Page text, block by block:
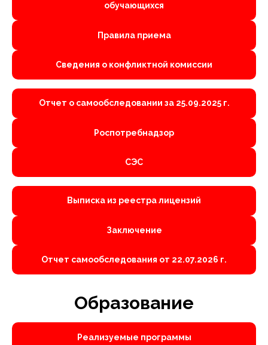
обучающихся
Правила приема
Сведения о конфликтной комиссии
Отчет о самообследовании за 25.09.2025 г.
Роспотребнадзор
СЭС
Выписка из реестра лицензий
Заключение
Отчет самообследования от 22.07.2026 г.
Образование
Реализуемые программы